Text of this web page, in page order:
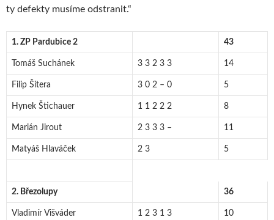
ty defekty musíme odstranit.“
1. ZP Pardubice 2 43
Tomáš Suchánek 3 3 2 3 3 14
Filip Šitera 3 0 2 – 0 5
Hynek Štichauer 1 1 2 2 2 8
Marián Jirout 2 3 3 3 – 11
Matyáš Hlaváček 2 3 5
2. Březolupy 36
Vladimír Višváder 1 2 3 1 3 10